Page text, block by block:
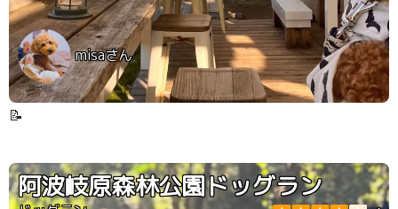
misaさん
📝
阿波岐原森林公園ドッグラン